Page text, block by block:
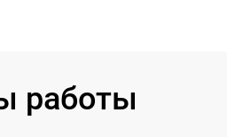
работы